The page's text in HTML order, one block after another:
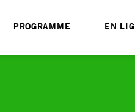
PROGRAMME EN